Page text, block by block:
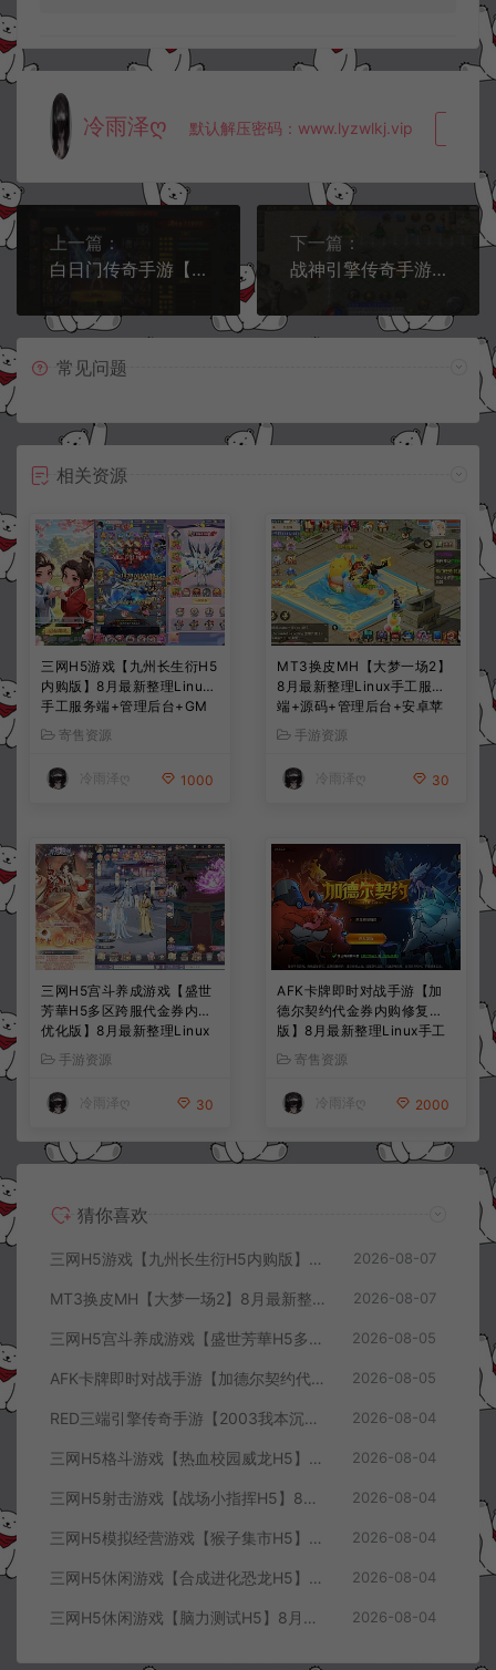
冷雨泽ღ 默认解压密码：www.lyzwlkj.vip
上一篇：
白日门传奇手游【三职业轩辕传奇铭文修复端】5月最新整理Win一键服务端+GM后台+安卓苹果双端+详细搭建教程
下一篇：
战神引擎传奇手游【逐鹿天下第五季】5月最新整理Win一键即玩服务端+任务系统+安卓+详细搭建教程
常见问题
相关资源
三网H5游戏【九州长生衍H5
内购版】8月最新整理Linux
手工服务端+管理后台+GM
授权后台+简易安卓客户端
+详细搭建教程+视频教程
寄售资源
冷雨泽ღ 1000
MT3换皮MH【大梦一场2】
8月最新整理Linux手工服务
端+源码+管理后台+安卓苹
果双端+详细搭建教程+视频
教程
手游资源
冷雨泽ღ 30
三网H5宫斗养成游戏【盛世
芳華H5多区跨服代金券内购
优化版】8月最新整理Linux
手工服务端+CDK授权后台
+全资源安卓+详细搭建教程
+视频教程
手游资源
冷雨泽ღ 30
AFK卡牌即时对战手游【加
德尔契约代金券内购修复
版】8月最新整理Linux手工
服务端+前后端全套源码+CD
K授权后台+安卓苹果双端
+详细搭建教程+视频教程
寄售资源
冷雨泽ღ 2000
猜你喜欢
三网H5游戏【九州长生衍H5内购版】8月最新整理Linux手工服务端+管理后台+GM授权后台+简易安卓客户端+详细搭建教程+视频教程 2026-08-07
MT3换皮MH【大梦一场2】8月最新整理Linux手工服务端+源码+管理后台+安卓苹果双端+详细搭建教程+视频教程 2026-08-07
三网H5宫斗养成游戏【盛世芳華H5多区跨服代金券内购优化版】8月最新整理Linux手工服务端+CDK授权后台+全资源安卓+详细搭建教程+视频教程 2026-08-05
AFK卡牌即时对战手游【加德尔契约代金券内购修复版】8月最新整理Linux手工服务端+前后端全套源码+CDK授权后台+安卓苹果双端+详细搭建教程+视频教程 2026-08-05
RED三端引擎传奇手游【2003我本沉默三职业】8月最新整理Win一键服务端+PC安卓+详细搭建教程 2026-08-04
三网H5格斗游戏【热血校园威龙H5】8月最新整理Linux手工服务端+Win一键服务端+解压即玩+简易安卓客户端+详细搭建教程 2026-08-04
三网H5射击游戏【战场小指挥H5】8月最新整理Linux手工服务端+Win一键服务端+解压即玩+简易安卓客户端+详细搭建教程 2026-08-04
三网H5模拟经营游戏【猴子集市H5】8月最新整理Linux手工服务端+Win一键服务端+解压即玩+简易安卓客户端+详细搭建教程 2026-08-04
三网H5休闲游戏【合成进化恐龙H5】8月最新整理Linux手工服务端+Win一键服务端+解压即玩+简易安卓客户端+详细搭建教程 2026-08-04
三网H5休闲游戏【脑力测试H5】8月最新整理Linux手工服务端+Win一键服务端+解压即玩+简易安卓客户端+详细搭建教程 2026-08-04